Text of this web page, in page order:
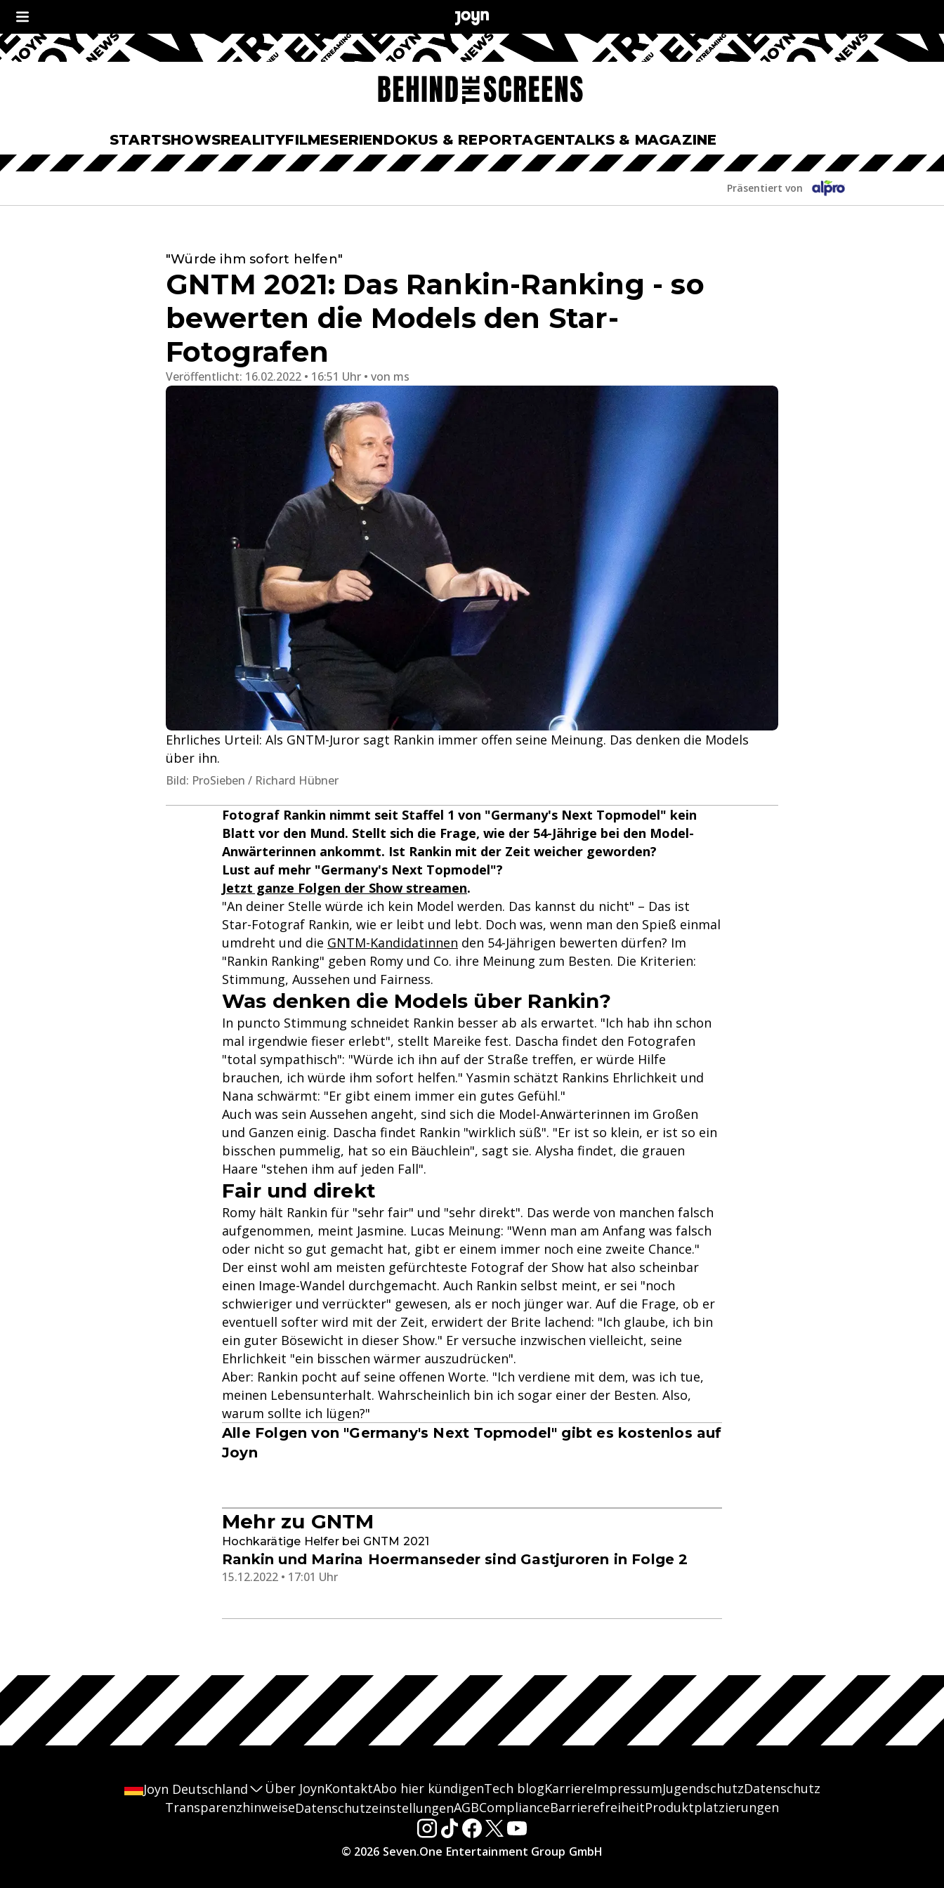
STARTSHOWSREALITYFILMESERIENDOKUS & REPORTAGENTALKS & MAGAZINE
Präsentiert von
"Würde ihm sofort helfen"
GNTM 2021: Das Rankin-Ranking - so
bewerten die Models den Star-
Fotografen
Veröffentlicht: 16.02.2022 • 16:51 Uhr von ms
Ehrliches Urteil: Als GNTM-Juror sagt Rankin immer offen seine Meinung. Das denken die Models
über ihn.
Bild: ProSieben / Richard Hübner
Fotograf Rankin nimmt seit Staffel 1 von "Germany's Next Topmodel" kein
Blatt vor den Mund. Stellt sich die Frage, wie der 54-Jährige bei den Model-
Anwärterinnen ankommt. Ist Rankin mit der Zeit weicher geworden?
Lust auf mehr "Germany's Next Topmodel"?
Jetzt ganze Folgen der Show streamen.
"An deiner Stelle würde ich kein Model werden. Das kannst du nicht" – Das ist
Star-Fotograf Rankin, wie er leibt und lebt. Doch was, wenn man den Spieß einmal
umdreht und die GNTM-Kandidatinnen den 54-Jährigen bewerten dürfen? Im
"Rankin Ranking" geben Romy und Co. ihre Meinung zum Besten. Die Kriterien:
Stimmung, Aussehen und Fairness.
Was denken die Models über Rankin?
In puncto Stimmung schneidet Rankin besser ab als erwartet. "Ich hab ihn schon
mal irgendwie fieser erlebt", stellt Mareike fest. Dascha findet den Fotografen
"total sympathisch": "Würde ich ihn auf der Straße treffen, er würde Hilfe
brauchen, ich würde ihm sofort helfen." Yasmin schätzt Rankins Ehrlichkeit und
Nana schwärmt: "Er gibt einem immer ein gutes Gefühl."
Auch was sein Aussehen angeht, sind sich die Model-Anwärterinnen im Großen
und Ganzen einig. Dascha findet Rankin "wirklich süß". "Er ist so klein, er ist so ein
bisschen pummelig, hat so ein Bäuchlein", sagt sie. Alysha findet, die grauen
Haare "stehen ihm auf jeden Fall".
Fair und direkt
Romy hält Rankin für "sehr fair" und "sehr direkt". Das werde von manchen falsch
aufgenommen, meint Jasmine. Lucas Meinung: "Wenn man am Anfang was falsch
oder nicht so gut gemacht hat, gibt er einem immer noch eine zweite Chance."
Der einst wohl am meisten gefürchteste Fotograf der Show hat also scheinbar
einen Image-Wandel durchgemacht. Auch Rankin selbst meint, er sei "noch
schwieriger und verrückter" gewesen, als er noch jünger war. Auf die Frage, ob er
eventuell softer wird mit der Zeit, erwidert der Brite lachend: "Ich glaube, ich bin
ein guter Bösewicht in dieser Show." Er versuche inzwischen vielleicht, seine
Ehrlichkeit "ein bisschen wärmer auszudrücken".
Aber: Rankin pocht auf seine offenen Worte. "Ich verdiene mit dem, was ich tue,
meinen Lebensunterhalt. Wahrscheinlich bin ich sogar einer der Besten. Also,
warum sollte ich lügen?"
Alle Folgen von "Germany's Next Topmodel" gibt es kostenlos auf
Joyn
Mehr zu GNTM
Hochkarätige Helfer bei GNTM 2021
Rankin und Marina Hoermanseder sind Gastjuroren in Folge 2
15.12.2022 • 17:01 Uhr
Joyn Deutschland Über JoynKontaktAbo hier kündigenTech blogKarriereImpressumJugendschutzDatenschutz
TransparenzhinweiseDatenschutzeinstellungenAGBComplianceBarrierefreiheitProduktplatzierungen
© 2026 Seven.One Entertainment Group GmbH